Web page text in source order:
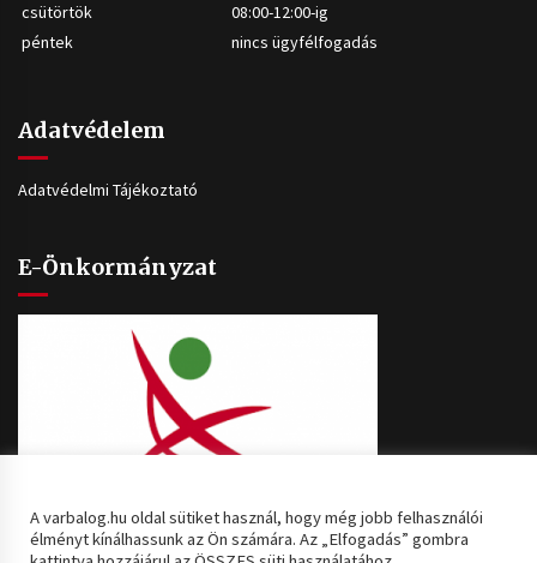
csütörtök
08:00-12:00-ig
péntek
nincs ügyfélfogadás
Adatvédelem
Adatvédelmi Tájékoztató
E-Önkormányzat
A varbalog.hu oldal sütiket használ, hogy még jobb felhasználói
élményt kínálhassunk az Ön számára. Az „Elfogadás” gombra